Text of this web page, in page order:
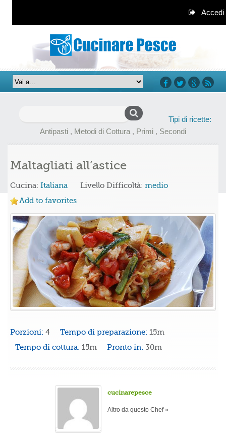
Accedi
Tipi di ricette:
Antipasti , Metodi di Cottura , Primi , Secondi
Maltagliati all’astice
Cucina: Italiana Livello Difficoltà: medio
Add to favorites
Porzioni: 4 Tempo di preparazione: 15m
Tempo di cottura: 15m Pronto in: 30m
cucinarepesce
Altro da questo Chef »